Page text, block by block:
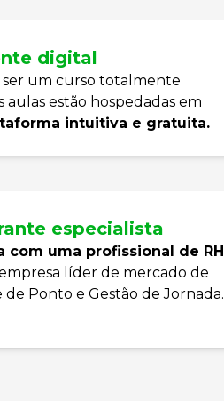
digital
ser um curso totalmente
aulas estão hospedadas em
intuitiva e gratuita.
especialista
com uma profissional de RH
líder de mercado de
Ponto e Gestão de Jornada.